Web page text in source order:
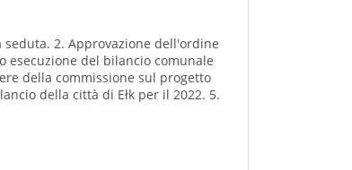
2. Approvazione dell'ordine
esecuzione del bilancio comunale
della commissione sul progetto
della città di Ełk per il 2022. 5.